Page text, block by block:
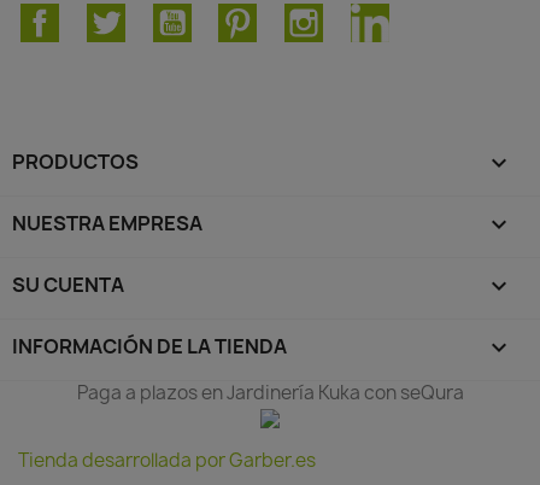
FacebookTwitter YouTube PinterestInstagramLinkedIn
PRODUCTOS 
NUESTRA EMPRESA 
SU CUENTA 
INFORMACIÓN DE LA TIENDA keyboard_arrow_down
Paga a plazos en Jardinería Kuka con seQura
Tienda desarrollada por Garber.es